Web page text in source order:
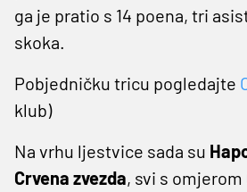
ga je pratio s 14 poena, tri
skoka.
Pobjedničku tricu pogledajte
klub)
Na vrhu ljestvice sada su
Crvena zvezda, svi s